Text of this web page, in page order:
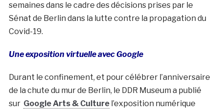
semaines dans le cadre des décisions prises par le
Sénat de Berlin dans la lutte contre la propagation du
Covid-19.
Une exposition virtuelle avec Google
Durant le confinement, et pour célébrer l’anniversaire
de la chute du mur de Berlin, le DDR Museum a publié
sur Google Arts & Culturel’exposition numérique